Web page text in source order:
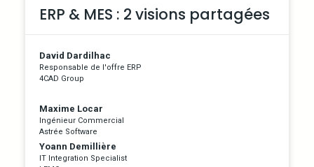
ERP & MES : 2 visions partagées
David Dardilhac
Responsable de l'offre ERP
4CAD Group
Maxime Locar
Ingénieur Commercial
Astrée Software
Yoann Demillière
IT Integration Specialist